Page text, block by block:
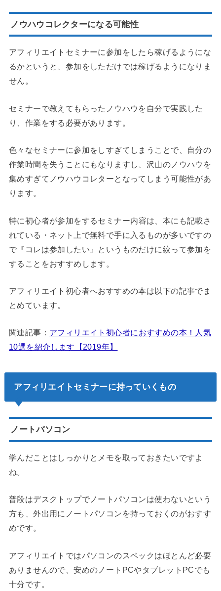
ノウハウコレクターになる可能性
アフィリエイトセミナーに参加をしたら稼げるようにな
るかというと、参加をしただけでは稼げるようになりま
せん。
セミナーで教えてもらったノウハウを自分で実践した
り、作業をする必要があります。
色々なセミナーに参加をしすぎてしまうことで、自分の
作業時間を失うことにもなりますし、沢山のノウハウを
集めすぎてノウハウコレターとなってしまう可能性があ
ります。
特に初心者が参加をするセミナー内容は、本にも記載さ
れている・ネット上で無料で手に入るものが多いですの
で『コレは参加したい』というものだけに絞って参加を
することをおすすめします。
アフィリエイト初心者へおすすめの本は以下の記事でま
とめています。
関連記事： アフィリエイト初心者におすすめの本！人気
10選を紹介します【2019年】
アフィリエイトセミナーに持っていくもの
ノートパソコン
学んだことはしっかりとメモを取っておきたいですよ
ね。
普段はデスクトップでノートパソコンは使わないという
方も、外出用にノートパソコンを持っておくのがおすす
めです。
アフィリエイトではパソコンのスペックはほとんど必要
ありませんので、安めのノートPCやタブレットPCでも
十分です。